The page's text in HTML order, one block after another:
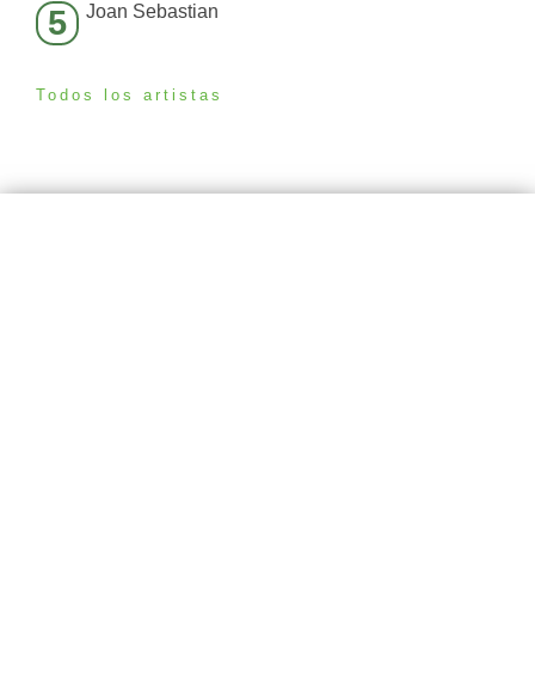
5 Joan Sebastian
Todos los artistas